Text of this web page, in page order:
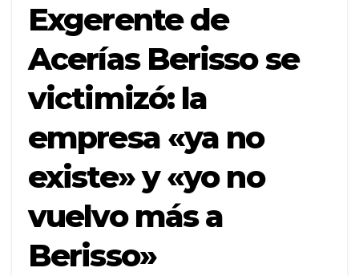
Exgerente de
Acerías Berisso se
victimizó: la
empresa «ya no
existe» y «yo no
vuelvo más a
Berisso»